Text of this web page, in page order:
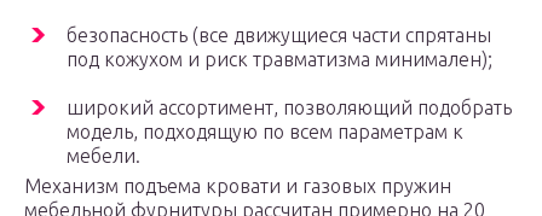
безопасность (все движущиеся части спрятаны
под кожухом и риск травматизма минимален);
широкий ассортимент, позволяющий подобрать
модель, подходящую по всем параметрам к
мебели.
Механизм подъема кровати и газовых пружин
мебельной фурнитуры рассчитан примерно на 20